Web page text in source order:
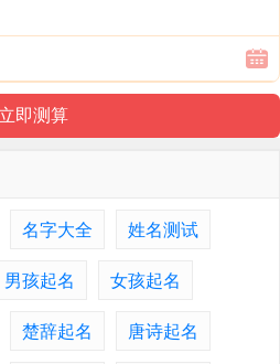
名字大全
姓名测试
男孩起名
女孩起名
楚辞起名
唐诗起名